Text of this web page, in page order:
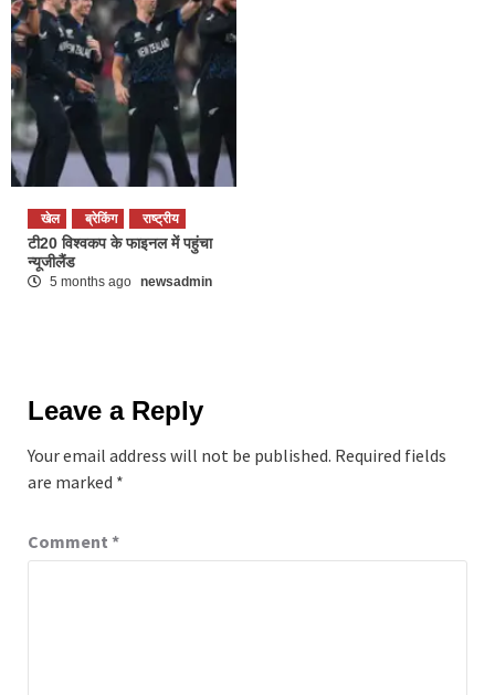
खेल ब्रेकिंग राष्ट्रीय
टी20 विश्वकप के फाइनल में पहुंचा
न्यूजीलैंड
5 months ago newsadmin
Leave a Reply
Your email address will not be published. Required fields
are marked *
Comment *